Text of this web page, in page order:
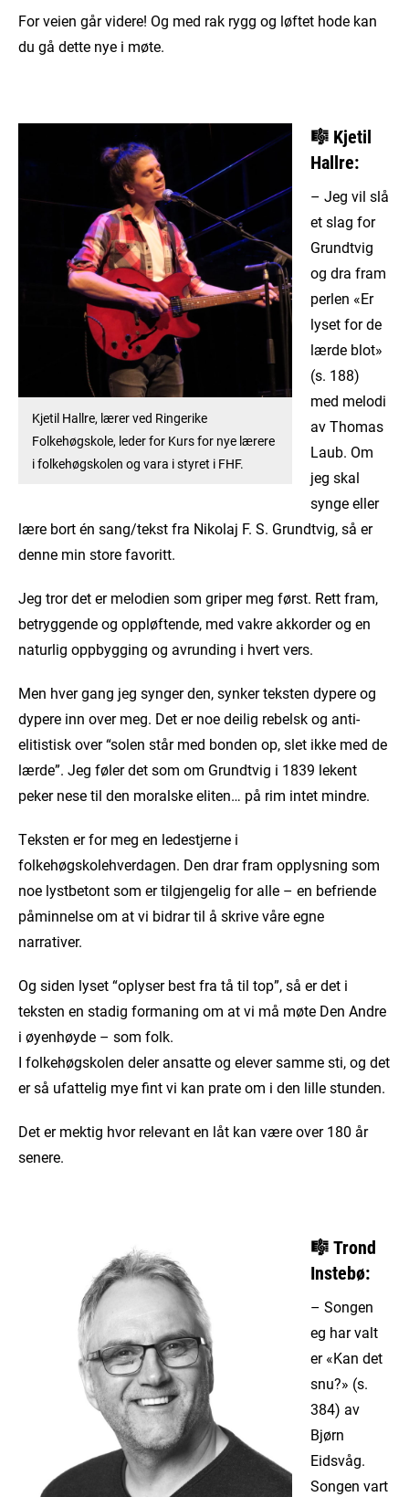
For veien går videre! Og med rak rygg og løftet hode kan
du gå dette nye i møte.
Kjetil Hallre, lærer ved Ringerike
Folkehøgskole, leder for Kurs for nye lærere
i folkehøgskolen og vara i styret i FHF.
🎼 Kjetil
Hallre:
– Jeg vil slå
et slag for
Grundtvig
og dra fram
perlen «Er
lyset for de
lærde blot»
(s. 188)
med melodi
av Thomas
Laub. Om
jeg skal
synge eller
lære bort én sang/tekst fra Nikolaj F. S. Grundtvig, så er
denne min store favoritt.
Jeg tror det er melodien som griper meg først. Rett fram,
betryggende og oppløftende, med vakre akkorder og en
naturlig oppbygging og avrunding i hvert vers.
Men hver gang jeg synger den, synker teksten dypere og
dypere inn over meg. Det er noe deilig rebelsk og anti-
elitistisk over “solen står med bonden op, slet ikke med de
lærde”. Jeg føler det som om Grundtvig i 1839 lekent
peker nese til den moralske eliten… på rim intet mindre.
Teksten er for meg en ledestjerne i
folkehøgskolehverdagen. Den drar fram opplysning som
noe lystbetont som er tilgjengelig for alle – en befriende
påminnelse om at vi bidrar til å skrive våre egne
narrativer.
Og siden lyset “oplyser best fra tå til top”, så er det i
teksten en stadig formaning om at vi må møte Den Andre
i øyenhøyde – som folk.
I folkehøgskolen deler ansatte og elever samme sti, og det
er så ufattelig mye fint vi kan prate om i den lille stunden.
Det er mektig hvor relevant en låt kan være over 180 år
senere.
🎼Trond
Instebø:
– Songen
eg har valt
er «Kan det
snu?» (s.
384) av
Bjørn
Eidsvåg.
Songen vart